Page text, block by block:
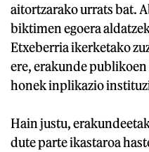
aitortzarako urrats bat.
biktimen egoera
Etxeberria ikerketako
ere, erakunde
honek inplikazio
Hain justu,
dute parte ikastaroa